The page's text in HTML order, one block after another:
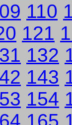
110
121
132
143
154